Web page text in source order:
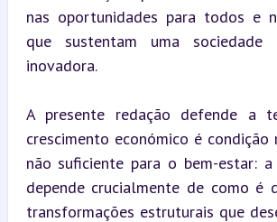
nas oportunidades para todos e
que sustentam uma
inovadora.
A presente redação defende a
crescimento económico é condição
não suficiente para o bem-estar:
depende crucialmente de como é
transformações estruturais que